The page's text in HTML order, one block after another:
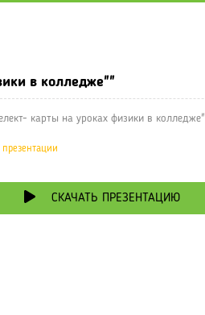
в колледже""
карты на уроках физики в колледже"
СКАЧАТЬ ПРЕЗЕНТАЦИЮ